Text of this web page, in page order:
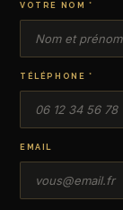
VOTRE NOM *
TÉLÉPHONE *
EMAIL